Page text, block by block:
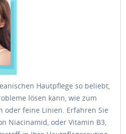
Hautpflege so beliebt,
lösen kann, wie zum
oder feine Linien. Erfahren Sie
Niacinamid, oder Vitamin B3,